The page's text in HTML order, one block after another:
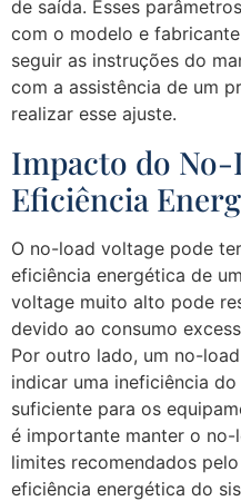
de saída. Esses
com o modelo e
seguir as instruções do
com a assistência de um
realizar esse ajuste.
Impacto do No-
Eficiência
O no-load voltage pode
eficiência energética de
voltage muito alto pode
devido ao consumo
Por outro lado, um no-
indicar uma ineficiência
suficiente para os
é importante manter o
limites recomendados
eficiência energética do